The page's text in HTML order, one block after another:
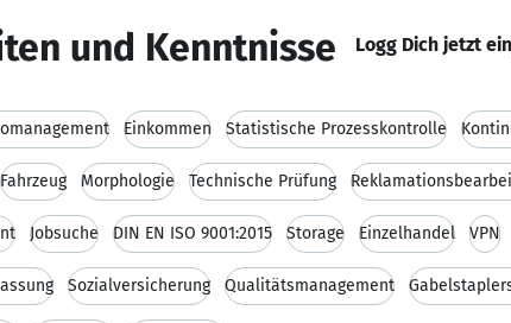
und Kenntnisse Logg Dich jetzt
Einkommen Statistische Prozesskontrolle
Fahrzeug Morphologie Technische Prüfung
Jobsuche DIN EN ISO 9001:2015 Storage Einzelhandel VPN
Sozialversicherung Qualitätsmanagement